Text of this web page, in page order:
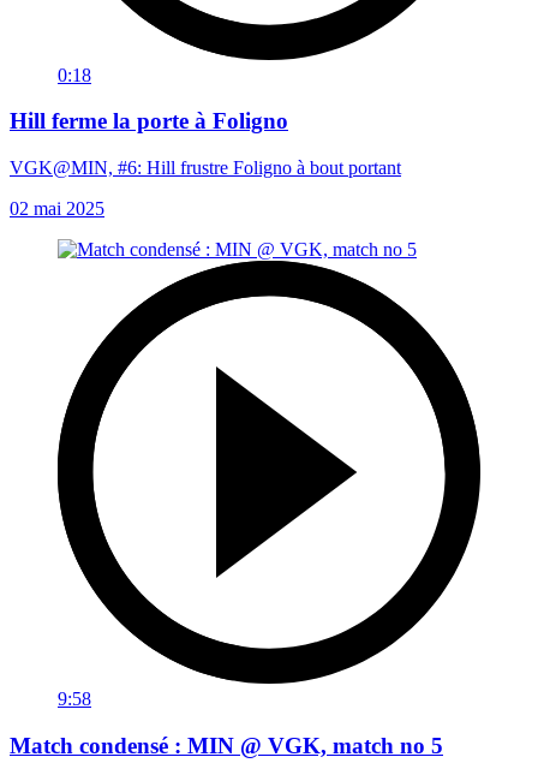
0:18
Hill ferme la porte à Foligno
VGK@MIN, #6: Hill frustre Foligno à bout portant
02 mai 2025
9:58
Match condensé : MIN @ VGK, match no 5